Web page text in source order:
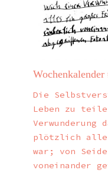
Wochenkalender
Die
Leben zu
Verwunderung
plötzlich
war; von
voneinander